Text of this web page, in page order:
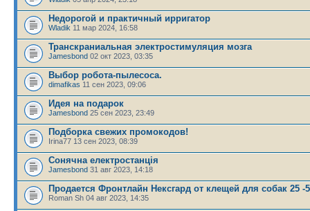
Недорогой и практичный ирригатор
Wladik 11 мар 2024, 16:58
Транскраниальная электростимуляция мозга
Jamesbond 02 окт 2023, 03:35
Выбор робота-пылесоса.
dimafikas 11 сен 2023, 09:06
Идея на подарок
Jamesbond 25 сен 2023, 23:49
Подборка свежих промокодов!
Irina77 13 сен 2023, 08:39
Сонячна електростанція
Jamesbond 31 авг 2023, 14:18
Продается Фронтлайн Нексгард от клещей для собак 25 -
Roman Sh 04 авг 2023, 14:35